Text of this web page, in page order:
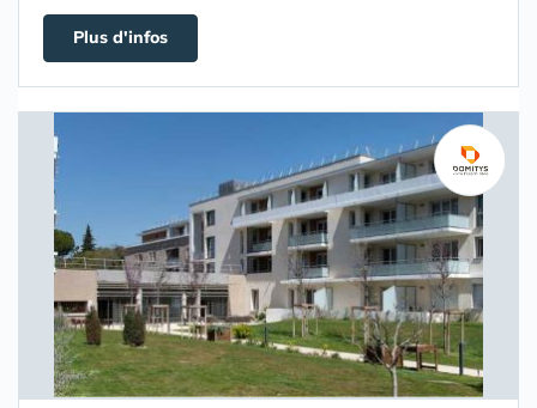
Plus d'infos